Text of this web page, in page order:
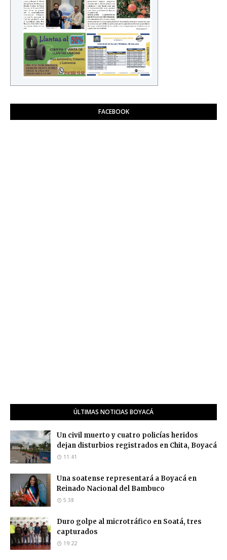
FACEBOOK
ÚLTIMAS NOTICIAS BOYACÁ
Un civil muerto y cuatro policías heridos
dejan disturbios registrados en Chita, Boyacá
11:41
Una soatense representará a Boyacá en
Reinado Nacional del Bambuco
5:38
Duro golpe al microtráfico en Soatá, tres
capturados
19:22